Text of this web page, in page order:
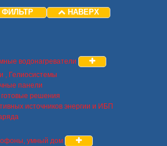
ФИЛЬТР НАВЕРХ
водонагреватели
, Гелиосистемы
панели
решения
источников энергии и ИБП
умный дом